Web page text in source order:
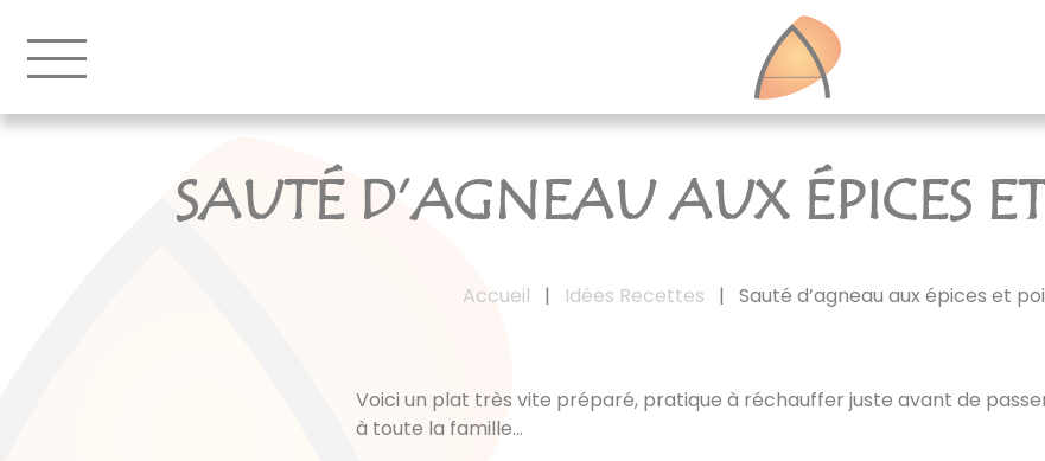
SAUTÉ D’AGNEAU AUX ÉPICES
Accueil | Idées Recettes | Sauté d’agneau aux épices et
Voici un plat très vite préparé, pratique à réchauffer juste avant de
à toute la famille…